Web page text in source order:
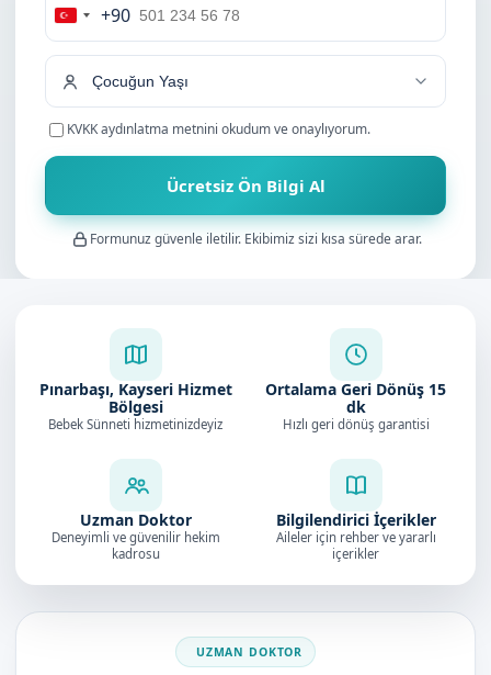
Turkey
+90
+90
KVKK aydınlatma metnini okudum ve onaylıyorum.
Ücretsiz Ön Bilgi Al
Formunuz güvenle iletilir. Ekibimiz sizi kısa sürede arar.
Pınarbaşı, Kayseri Hizmet
Bölgesi
Bebek Sünneti hizmetinizdeyiz
Ortalama Geri Dönüş 15
dk
Hızlı geri dönüş garantisi
Uzman Doktor
Deneyimli ve güvenilir hekim
kadrosu
Bilgilendirici İçerikler
Aileler için rehber ve yararlı
içerikler
Doktorumuz